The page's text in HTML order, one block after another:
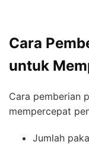
Cara
untuk
Cara pemberian
mempercepat
Jumlah